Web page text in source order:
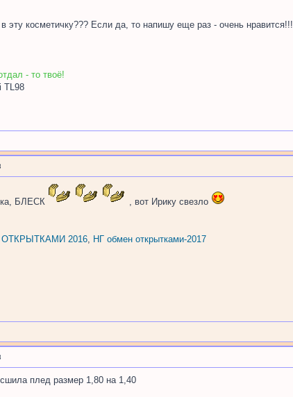
эту косметичку??? Если да, то напишу еще раз - очень нравится!!!
- то твоё!
TL98
БЛЕСК , вот Ирику свезло
2016, НГ обмен открытками-2017
плед размер 1,80 на 1,40